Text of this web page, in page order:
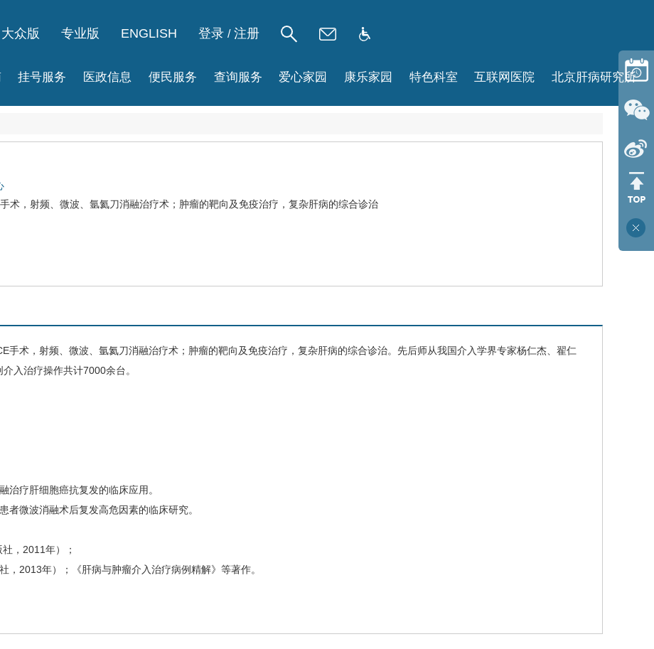
大众版 专业版 ENGLISH 登录 / 注册
挂号服务 医政信息 便民服务 查询服务 爱心家园 康乐家园 特色科室 互联网医院 北京肝病研究所
术，射频、微波、氩氦刀消融治疗术；肿瘤的靶向及免疫治疗，复杂肝病的综合诊治
手术，射频、微波、氩氦刀消融治疗术；肿瘤的靶向及免疫治疗，复杂肝病的综合诊治。先后师从我国介入学界专家杨仁杰、翟仁
入治疗操作共计7000余台。
治疗肝细胞癌抗复发的临床应用。
患者微波消融术后复发高危因素的临床研究。
，2011年）；
，2013年）；《肝病与肿瘤介入治疗病例精解》等著作。